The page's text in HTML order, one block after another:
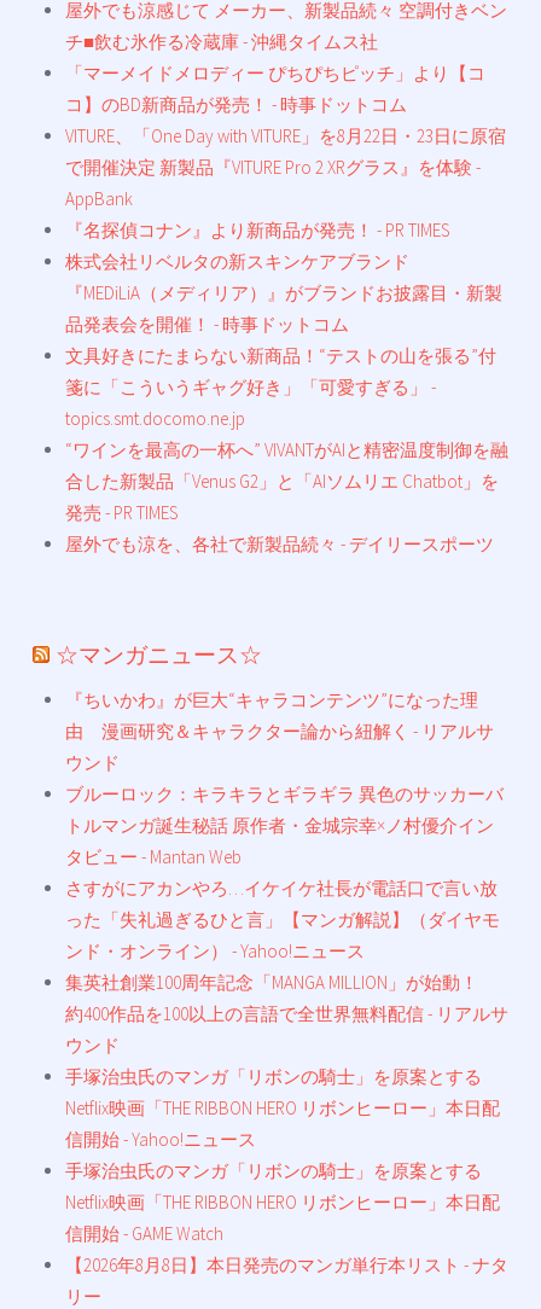
屋外でも涼感じて メーカー、新製品続々 空調付きベン
チ■飲む氷作る冷蔵庫 - 沖縄タイムス社
「マーメイドメロディー ぴちぴちピッチ」より【コ
コ】のBD新商品が発売！ - 時事ドットコム
VITURE、「One Day with VITURE」を8月22日・23日に原宿
で開催決定 新製品『VITURE Pro 2 XRグラス』を体験 -
AppBank
『名探偵コナン』より新商品が発売！ - PR TIMES
株式会社リベルタの新スキンケアブランド
『MEDiLiA（メディリア）』がブランドお披露目・新製
品発表会を開催！ - 時事ドットコム
文具好きにたまらない新商品！“テストの山を張る”付
箋に「こういうギャグ好き」「可愛すぎる」 -
topics.smt.docomo.ne.jp
“ワインを最高の一杯へ” VIVANTがAIと精密温度制御を融
合した新製品「Venus G2」と「AIソムリエ Chatbot」を
発売 - PR TIMES
屋外でも涼を、各社で新製品続々 - デイリースポーツ
☆マンガニュース☆
『ちいかわ』が巨大“キャラコンテンツ”になった理
由 漫画研究＆キャラクター論から紐解く - リアルサ
ウンド
ブルーロック：キラキラとギラギラ 異色のサッカーバ
トルマンガ誕生秘話 原作者・金城宗幸×ノ村優介イン
タビュー - Mantan Web
さすがにアカンやろ…イケイケ社長が電話口で言い放
った「失礼過ぎるひと言」【マンガ解説】（ダイヤモ
ンド・オンライン） - Yahoo!ニュース
集英社創業100周年記念「MANGA MILLION」が始動！
約400作品を100以上の言語で全世界無料配信 - リアルサ
ウンド
手塚治虫氏のマンガ「リボンの騎士」を原案とする
Netflix映画「THE RIBBON HERO リボンヒーロー」本日配
信開始 - Yahoo!ニュース
手塚治虫氏のマンガ「リボンの騎士」を原案とする
Netflix映画「THE RIBBON HERO リボンヒーロー」本日配
信開始 - GAME Watch
【2026年8月8日】本日発売のマンガ単行本リスト - ナタ
リー